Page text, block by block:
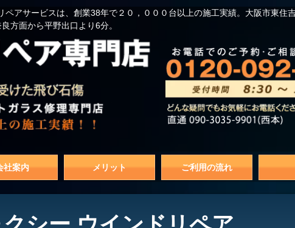
ペアサービスは、創業38年で２０，０００台以上の施工実績。大阪市東住
方面から平野出口より6分。
社案内 メリット ご利用の流れ